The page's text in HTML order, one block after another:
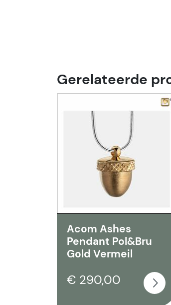
Gerelateerde
Acom Ashes
Pendant Pol&Bru
Gold Vermeil
€ 290,00